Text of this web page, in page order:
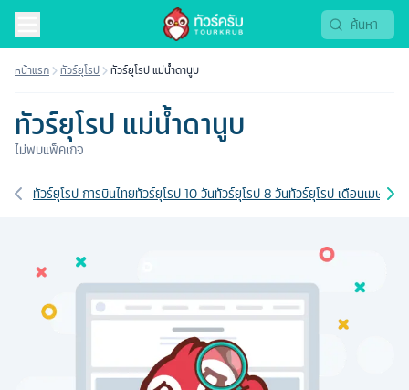
หน้าแรก ทัวร์ยุโรป ทัวร์ยุโรป แม่น้ำดานูบ
ทัวร์ยุโรป แม่น้ำดานูบ
ไม่พบแพ็คเกจ
เส้นทางที่เกี่ยวข้อง
ทัวร์ยุโรป การบินไทยทัวร์ยุโรป 10 วันทัวร์ยุโรป 8 วันทัวร์ยุโรป เดือนเมษายน